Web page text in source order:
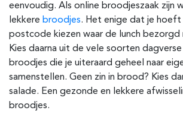
eenvoudig. Als online broodjeszaak zijn
lekkere broodjes. Het enige dat je
postcode kiezen waar de lunch
Kies daarna uit de vele soorten
broodjes die je uiteraard geheel naar
samenstellen. Geen zin in brood? Kies
salade. Een gezonde en lekkere
broodjes.